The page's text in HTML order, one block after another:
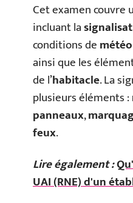
Cet examen couvre
incluant la
conditions demétéo
ainsi que les
de l’habitacle. La
plusieurs éléments :
panneaux,
feux.
Lire également :
UAI (RNE) d'un